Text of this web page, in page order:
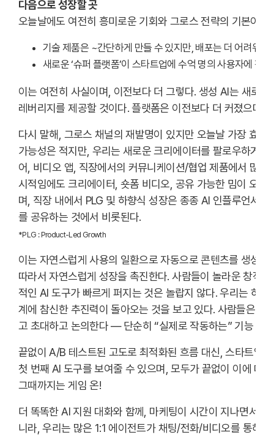
다음으로 성장할 곳
오늘날에도 여전히 흥미로운 기회와 그로스 전략의 기본이
기술 제품은 ~간단하게 만들 수 있지만, 배포는 더 어려워질
새로운 ‘슈퍼 플랫폼’이 스타트업에 수억 명의 사용자에 접
이는 여전히 사실이며, 이전보다 더 그렇다. 생성 AI는 새로
레버리지를 제공할 것이다. 플랫폼은 이전보다 더 커졌으며,
다시 말해, 그로스 채널의 재발명이 있지만 오늘날 가장 효
가능성은 적지만, 우리는 새로운 크리에이터를 팔로우하거
어, 비디오 앱, 직장에서의 커뮤니케이션/협업 제품에서 많
시적임에도 크리에이터, 숏폼 비디오, 공유 가능한 밈이 오
며, 직장 내에서 PLG 및 하향식 성장은 종종 AI 인플루언서
를 공유하는 것에서 비롯된다.
*PLG : Product-Led Growth
이는 자연스럽게 사용의 일환으로 자동으로 콘텐츠를 생성
따라서 자연스럽게 성장을 촉진한다. 사람들이 놀라운 창작
적인 AI 도구가 빠르게 퍼지는 것은 놀랍지 않다. 우리는 하
계에 참신한 추진력이 돌아오는 것을 보고 있다. 사람들은
고 초대하고 논의한다 — 단순히 “실제로 작동하는” 기능 때
끝없이 A/B 테스트된 고도로 최적화된 흐름 대신, 스타트업
첫 번째 AI 도구를 보여줄 수 있으며, 모두가 끝없이 이에 대
그때까지는 게임 온!
더 똑똑한 AI 지원 대화와 함께, 마케팅이 시간이 지나면서
니라, 우리는 많은 1:1 에이전트가 채팅/전화/비디오를 통해